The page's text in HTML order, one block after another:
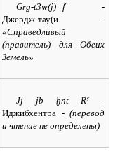
Grg-t3w(j)=f-
Джердж-тау(и -
«Справедливый
(правитель) для Обеих
Земель»
Jj jb ḫnt Rˁ -
Иджибхентра - (перевод
и чтение не определены)